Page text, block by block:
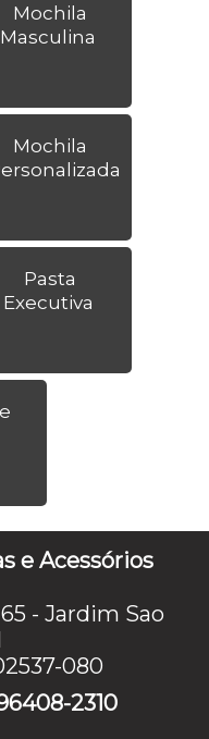
Mochila
Masculina
Mochila
Pasta
Executiva
e Acessórios
- Jardim Sao
080
2310